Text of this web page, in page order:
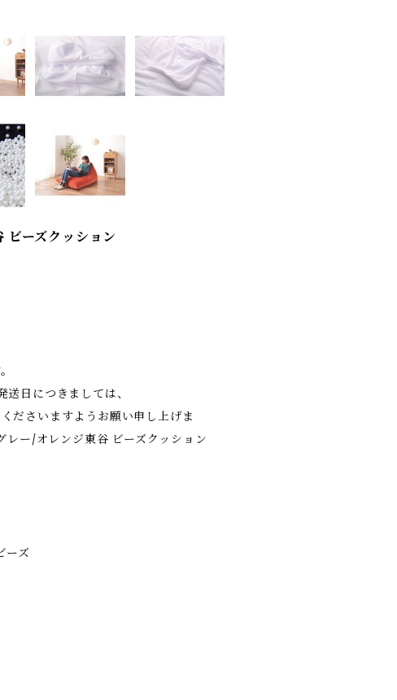
ビーズクッション
日につきましては、
ださいますようお願い申し上げま
ー/オレンジ東谷 ビーズクッション
ーズ